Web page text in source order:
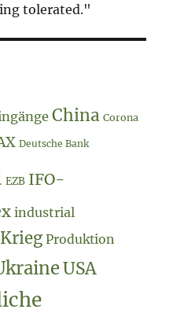
tolerated."
China Corona
Deutsche Bank
EZB IFO-
industrial
Krieg Produktion
USA